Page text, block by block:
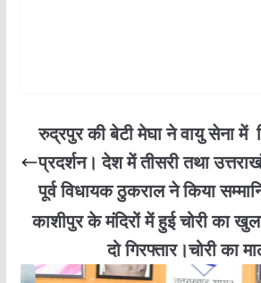
रुद्रपुर की बेटी मेघा ने वायु सेना में
प्रदर्शन। देश में तीसरी तथा
पूर्व विधायक ठुकराल ने किया
काशीपुर के मंदिरों में हुई चोरी का
दो गिरफ्तार।चोरी का